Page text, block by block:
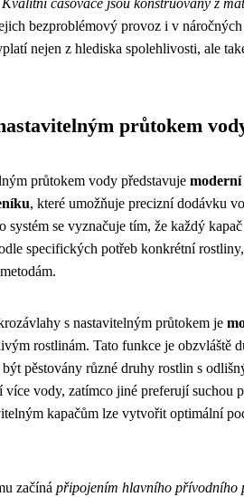
Kvalitní časovače jsou konstruovány z
bezproblémový provoz i v
nejen z hlediska spolehlivosti, ale
průtokem
průtokem vody představuje moderní
, které umožňuje precizní dodávku
systém se vyznačuje tím, že každý
specifických potřeb konkrétní
s nastavitelným průtokem je
rostlinám. Tato funkce je obzvláště
pěstovány různé druhy rostlin s
vody, zatímco jiné preferují suchou
kapačům lze vytvořit optimální
začíná připojením hlavního přívodního